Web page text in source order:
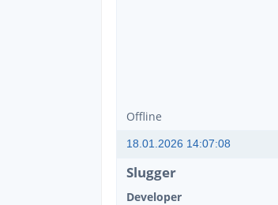
Offline
18.01.2026 14:07:08
Slugger
Developer